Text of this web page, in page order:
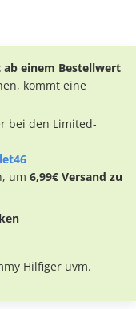
einem Bestellwert
kommt eine
bei den Limited-
um 6,99€ Versand zu
Hilfiger uvm.